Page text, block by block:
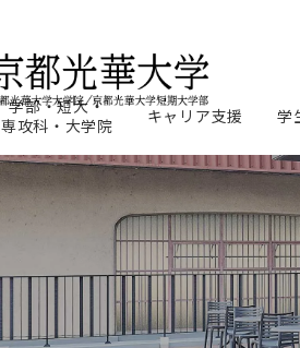
学部・短大・
専攻科・大学院
キャリア支援 学